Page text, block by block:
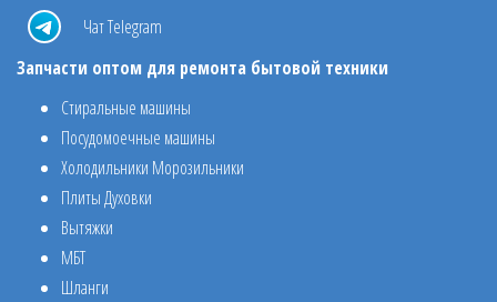
Чат Telegram
Запчасти оптом для ремонта бытовой техники
Стиральные машины
Посудомоечные машины
Холодильники Морозильники
Плиты Духовки
Вытяжки
МБТ
Шланги